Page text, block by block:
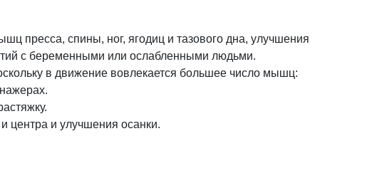
пресса, спины, ног, ягодиц и тазового дна, улучшения
с беременными или ослабленными людьми.
в движение вовлекается большее число мышц:
центра и улучшения осанки.